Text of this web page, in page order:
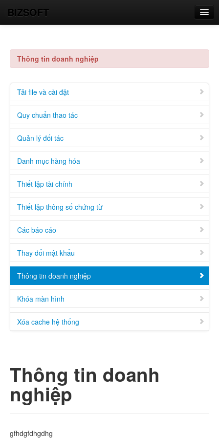
BIZSOFT
Thông tin doanh nghiệp
Tải file và cài đặt
Quy chuẩn thao tác
Quản lý đối tác
Danh mục hàng hóa
Thiết lập tài chính
Thiết lập thông số chứng từ
Các báo cáo
Thay đổi mật khẩu
Thông tin doanh nghiệp
Khóa màn hình
Xóa cache hệ thống
Thông tin doanh
nghiệp
gfhdgfdhgdhg